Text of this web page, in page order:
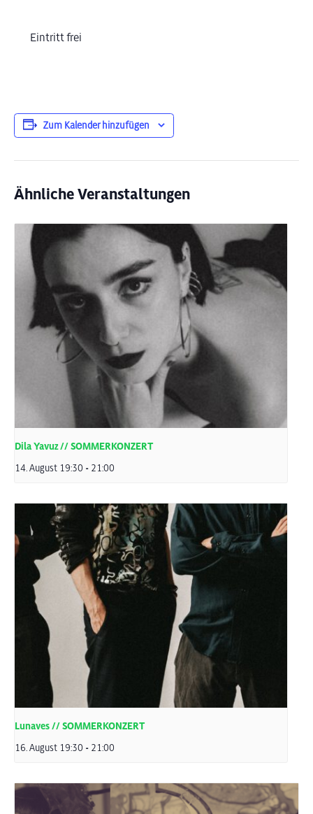
Eintritt frei
Zum Kalender hinzufügen
Ähnliche Veranstaltungen
Dila Yavuz // SOMMERKONZERT
14. August 19:30 - 21:00
Lunaves // SOMMERKONZERT
16. August 19:30 - 21:00